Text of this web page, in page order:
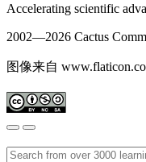
Accelerating scientific
2002—2026 Cactus
图像来自